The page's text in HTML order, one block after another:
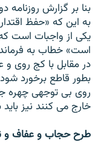
بنا بر گزارش روزنامه
به اين كه «حفظ
يكى از واجبات است كه
است» خطاب به
در مقابل با كج روى
بطور قاطع برخورد
روى بى توجهى چهره
خارج مى كنند نيز
طرح حجاب و عفاف و